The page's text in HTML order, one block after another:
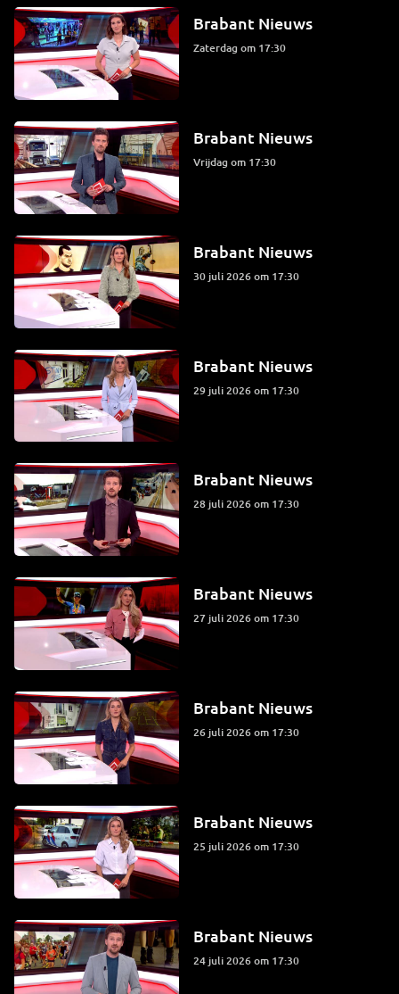
Brabant Nieuws
zaterdag om 17:30
Brabant Nieuws
vrijdag om 17:30
Brabant Nieuws
30 juli 2026 om 17:30
Brabant Nieuws
29 juli 2026 om 17:30
Brabant Nieuws
28 juli 2026 om 17:30
Brabant Nieuws
27 juli 2026 om 17:30
Brabant Nieuws
26 juli 2026 om 17:30
Brabant Nieuws
25 juli 2026 om 17:30
Brabant Nieuws
24 juli 2026 om 17:30